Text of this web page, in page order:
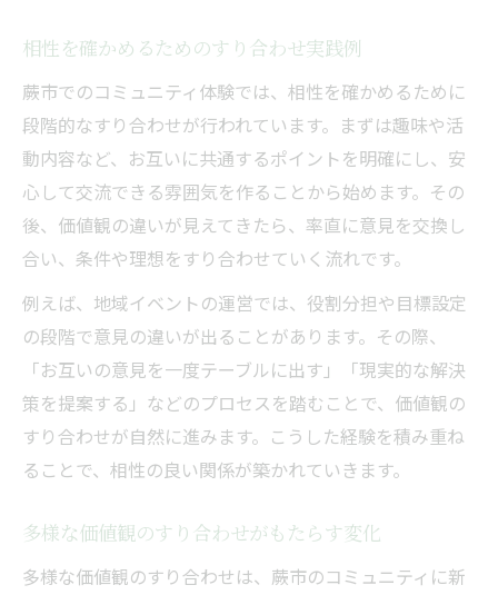
相性を確かめるためのすり合わせ実践例
蕨市でのコミュニティ体験では、相性を確かめるために
段階的なすり合わせが行われています。まずは趣味や活
動内容など、お互いに共通するポイントを明確にし、安
心して交流できる雰囲気を作ることから始めます。その
後、価値観の違いが見えてきたら、率直に意見を交換し
合い、条件や理想をすり合わせていく流れです。
例えば、地域イベントの運営では、役割分担や目標設定
の段階で意見の違いが出ることがあります。その際、
「お互いの意見を一度テーブルに出す」「現実的な解決
策を提案する」などのプロセスを踏むことで、価値観の
すり合わせが自然に進みます。こうした経験を積み重ね
ることで、相性の良い関係が築かれていきます。
多様な価値観のすり合わせがもたらす変化
多様な価値観のすり合わせは、蕨市のコミュニティに新